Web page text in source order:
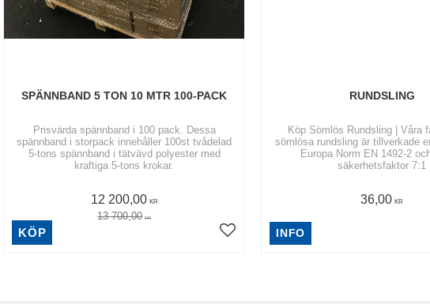
SPÄNNBAND 5 TON 10 MTR 100-PACK
Prisvärda spännband i 100 pack. Dessa
spännband i storpack innehåller 100st tvådelad
5-tons spännband i tätvävd polyester med
kraftiga 5-tons krokar.
12 200,00 KR
13 700,00 KR
KÖP
RUNDSLING
Köp Sömlös Rundsling | Våra
sömlösa rundsling är tillverkade
Europa Norm EN 1492-2
säkerhetsfaktor 7:1
36,00 KR
INFO